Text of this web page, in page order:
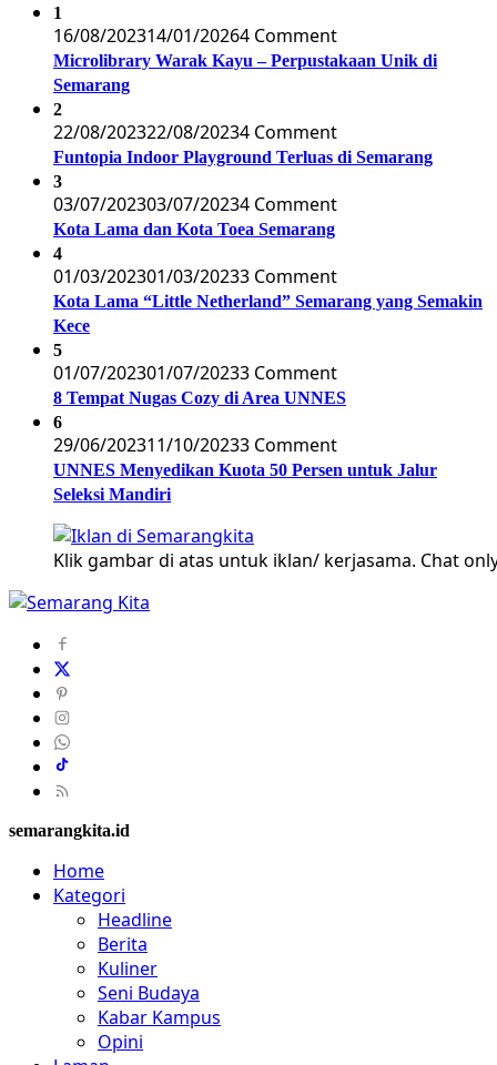
1
16/08/202314/01/20264 Comment
Microlibrary Warak Kayu – Perpustakaan Unik di
Semarang
2
22/08/202322/08/20234 Comment
Funtopia Indoor Playground Terluas di Semarang
3
03/07/202303/07/20234 Comment
Kota Lama dan Kota Toea Semarang
4
01/03/202301/03/20233 Comment
Kota Lama “Little Netherland” Semarang yang Semakin
Kece
5
01/07/202301/07/20233 Comment
8 Tempat Nugas Cozy di Area UNNES
6
29/06/202311/10/20233 Comment
UNNES Menyedikan Kuota 50 Persen untuk Jalur
Seleksi Mandiri
Klik gambar di atas untuk iklan/ kerjasama. Chat
semarangkita.id
Home
Kategori
Headline
Berita
Kuliner
Seni Budaya
Kabar Kampus
Opini